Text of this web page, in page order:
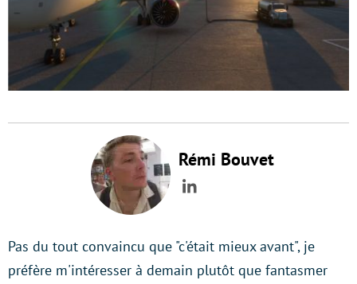
Rémi Bouvet
LinkedIn
Pas du tout convaincu que "c'était mieux avant", je
préfère m'intéresser à demain plutôt que fantasmer